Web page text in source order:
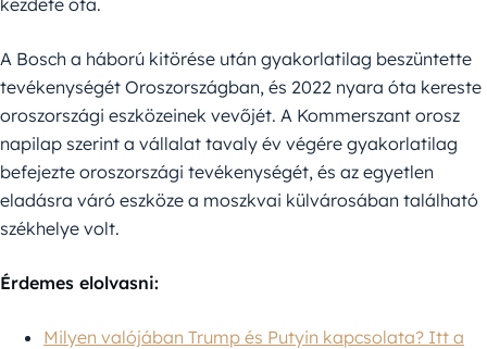
kezdete óta.
A Bosch a háború kitörése után gyakorlatilag beszüntette
tevékenységét Oroszországban, és 2022 nyara óta kereste
oroszországi eszközeinek vevőjét. A Kommerszant orosz
napilap szerint a vállalat tavaly év végére gyakorlatilag
befejezte oroszországi tevékenységét, és az egyetlen
eladásra váró eszköze a moszkvai külvárosában található
székhelye volt.
Érdemes elolvasni:
Milyen valójában Trump és Putyin kapcsolata? Itt a